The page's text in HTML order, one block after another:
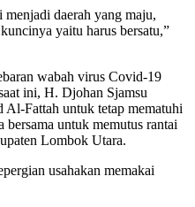
daerah yang maju,
yaitu harus bersatu,”
wabah virus Covid-19
ini, H. Djohan Sjamsu
Al-Fattah untuk tetap mematuhi
bersama untuk memutus rantai
Lombok Utara.
usahakan memakai